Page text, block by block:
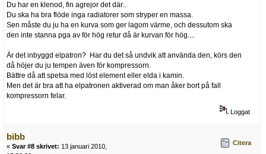
Du har en klenod, fin agrejor det där..
Du ska ha bra flöde inga radiatorer som stryper en massa.
Sen måste du ju ha en kurva som ger lagom värme, och dessutom ska
den inte stanna pga av för hög retur då är kurvan för hög....
Är det inbyggd elpatron? Har du det så undvik att använda den, körs den
då höjer du ju tempen även för kompressorn.
Bättre då att spetsa med löst element eller elda i kamin.
Men det är bra att ha elpatronen aktiverad om man åker bort på fall
kompressorn felar.
Loggat
bibb
« Svar #8 skrivet: 13 januari 2010,
Citera